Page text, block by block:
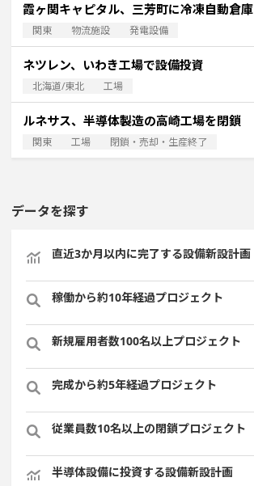
霞ヶ関キャピタル、三芳町に冷凍自動倉庫
関東 物流施設 発電設備
ネツレン、いわき工場で設備投資
北海道/東北 工場
ルネサス、半導体製造の高崎工場を閉鎖
関東 工場 閉鎖・売却・生産終了
データを探す
直近3か月以内に完了する設備新設計画
稼働から約10年経過プロジェクト
新規雇用者数100名以上プロジェクト
完成から約5年経過プロジェクト
従業員数10名以上の閉鎖プロジェクト
半導体設備に投資する設備新設計画